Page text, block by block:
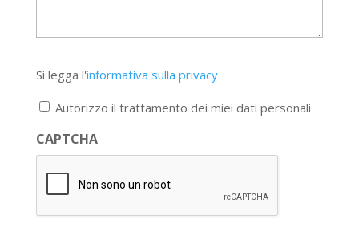
legga
l'informativa
privacy
*
Si legga l'informativa sulla privacy
Autorizzo il trattamento dei miei dati personali
CAPTCHA